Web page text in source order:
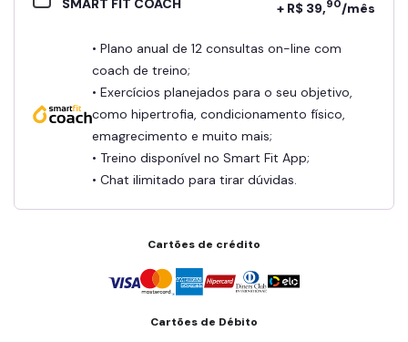
SMART FIT COACH + R$ 39,90/mês
• Plano anual de 12 consultas on-line com
coach de treino;
• Exercícios planejados para o seu objetivo,
como hipertrofia, condicionamento físico,
emagrecimento e muito mais;
• Treino disponível no Smart Fit App;
• Chat ilimitado para tirar dúvidas.
Cartões de crédito
Cartões de Débito